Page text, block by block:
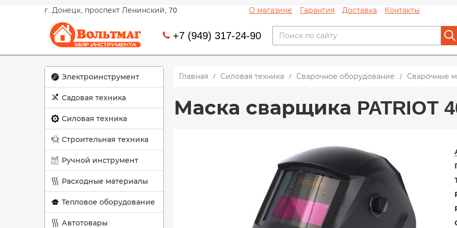
г. Донецк, проспект Ленинский, 70 О магазине Гарантия Доставка Контакты
+7 (949) 317-24-90
Электроинструмент
Садовая техника
Силовая техника
Строительная техника
Ручной инструмент
Расходные материалы
Тепловое оборудование
Автотовары
Главная Силовая техника Сварочное оборудование Сварочные
Маска сварщика PATRIOT